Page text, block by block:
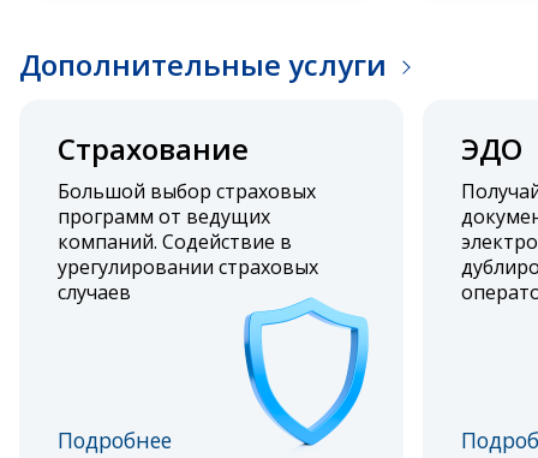
Дополнительные услуги
Страхование
Большой выбор страховых
программ от ведущих
компаний. Содействие в
урегулировании страховых
случаев
Подробнее
ЭДО